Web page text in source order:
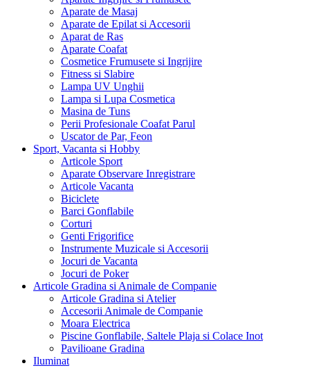
Aparate de Masaj
Aparate de Epilat si Accesorii
Aparat de Ras
Aparate Coafat
Cosmetice Frumusete si Ingrijire
Fitness si Slabire
Lampa UV Unghii
Lampa si Lupa Cosmetica
Masina de Tuns
Perii Profesionale Coafat Parul
Uscator de Par, Feon
Sport, Vacanta si Hobby
Articole Sport
Aparate Observare Inregistrare
Articole Vacanta
Biciclete
Barci Gonflabile
Corturi
Genti Frigorifice
Instrumente Muzicale si Accesorii
Jocuri de Vacanta
Jocuri de Poker
Articole Gradina si Animale de Companie
Articole Gradina si Atelier
Accesorii Animale de Companie
Moara Electrica
Piscine Gonflabile, Saltele Plaja si Colace Inot
Pavilioane Gradina
Iluminat